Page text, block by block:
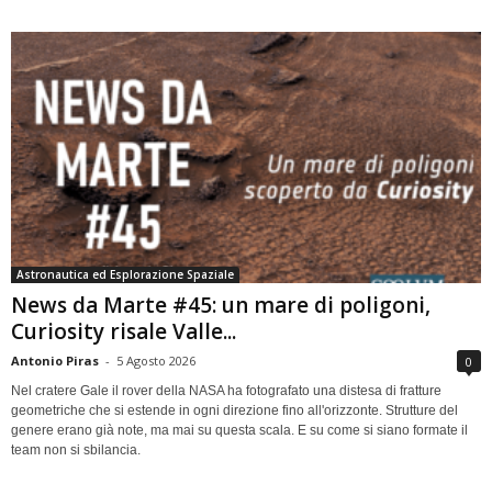
Astronautica ed Esplorazione Spaziale
News da Marte #45: un mare di poligoni,
Curiosity risale Valle...
Antonio Piras - 5 Agosto 2026 0
Nel cratere Gale il rover della NASA ha fotografato una distesa di fratture
geometriche che si estende in ogni direzione fino all'orizzonte. Strutture del
genere erano già note, ma mai su questa scala. E su come si siano formate il
team non si sbilancia.